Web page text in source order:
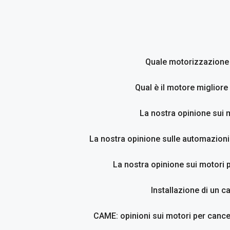
Quale
Qual è il motore
La nostra opinione sui
La nostra opinione sulle
La nostra opinione sui motori
Installazione di un
CAME: opinioni sui motori per